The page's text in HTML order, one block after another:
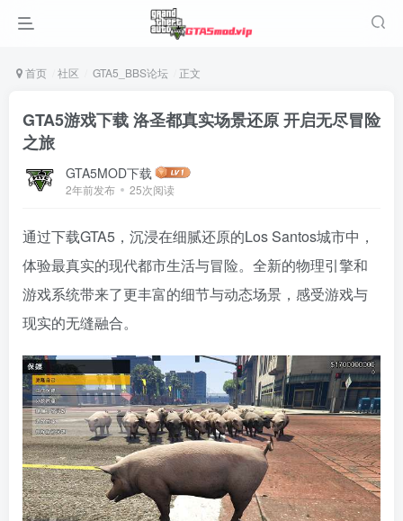
首页 社区 GTA5_BBS论坛 正文
GTA5游戏下载 洛圣都真实场景还原 开启无尽冒险
之旅
GTA5MOD下载
2年前发布 25次阅读
通过下载GTA5，沉浸在细腻还原的Los Santos城市中，
体验最真实的现代都市生活与冒险。全新的物理引擎和
游戏系统带来了更丰富的细节与动态场景，感受游戏与
现实的无缝融合。